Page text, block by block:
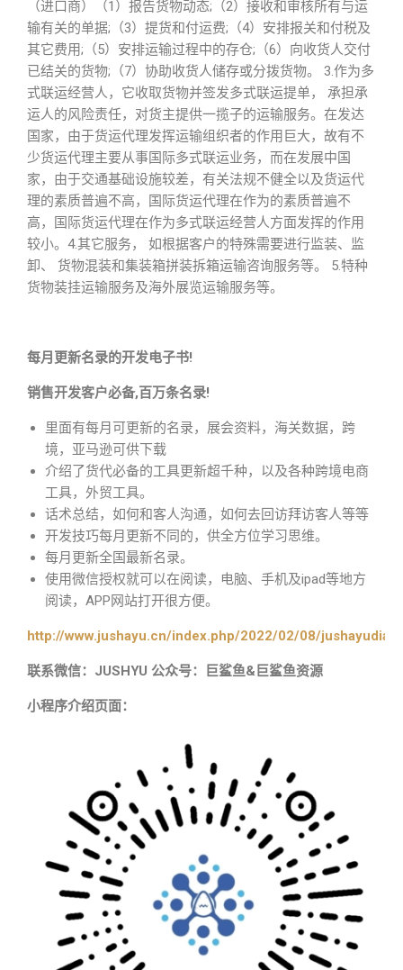
（进口商）（1）报告货物动态;（2）接收和审核所有与运
输有关的单据;（3）提货和付运费;（4）安排报关和付税及
其它费用;（5）安排运输过程中的存仓;（6）向收货人交付
已结关的货物;（7）协助收货人储存或分拨货物。 3.作为多
式联运经营人，它收取货物并签发多式联运提单， 承担承
运人的风险责任，对货主提供一揽子的运输服务。在发达
国家，由于货运代理发挥运输组织者的作用巨大，故有不
少货运代理主要从事国际多式联运业务，而在发展中国
家，由于交通基础设施较差，有关法规不健全以及货运代
理的素质普遍不高，国际货运代理在作为的素质普遍不
高，国际货运代理在作为多式联运经营人方面发挥的作用
较小。4.其它服务， 如根据客户的特殊需要进行监装、监
卸、 货物混装和集装箱拼装拆箱运输咨询服务等。 5.特种
货物装挂运输服务及海外展览运输服务等。
每月更新名录的开发电子书!
销售开发客户必备,百万条名录!
里面有每月可更新的名录，展会资料，海关数据，跨
境，亚马逊可供下载
介绍了货代必备的工具更新超千种，以及各种跨境电商
工具，外贸工具。
话术总结，如何和客人沟通，如何去回访拜访客人等等
开发技巧每月更新不同的，供全方位学习思维。
每月更新全国最新名录。
使用微信授权就可以在阅读，电脑、手机及ipad等地方
阅读，APP网站打开很方便。
http://www.jushayu.cn/index.php/2022/02/08/
联系微信：JUSHYU 公众号：巨鲨鱼&巨鲨鱼资源
小程序介绍页面：